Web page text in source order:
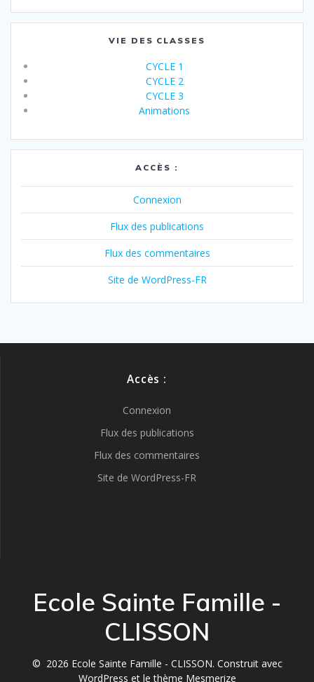
VIE DES CLASSES
CYCLE 1
CYCLE 2
CYCLE 3
Animations
ACCÈS :
Connexion
Flux des publications
Flux des commentaires
Site de WordPress-FR
Accès :
Connexion
Flux des publications
Flux des commentaires
Site de WordPress-FR
Ecole Sainte Famille -
CLISSON
© 2026 Ecole Sainte Famille - CLISSON. Construit avec
WordPress et lethème Mesmerize